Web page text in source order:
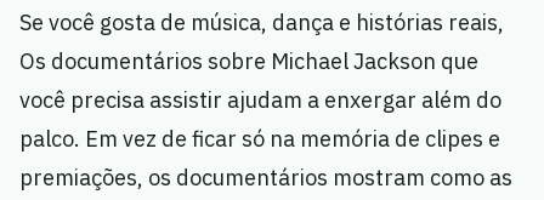
Se você gosta de música, dança e histórias reais,
Os documentários sobre Michael Jackson que
você precisa assistir ajudam a enxergar além do
palco. Em vez de ficar só na memória de clipes e
premiações, os documentários mostram como as